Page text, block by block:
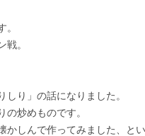
。
戦。
り」の話になりました。
の炒めものです。
かしんで作ってみました、と